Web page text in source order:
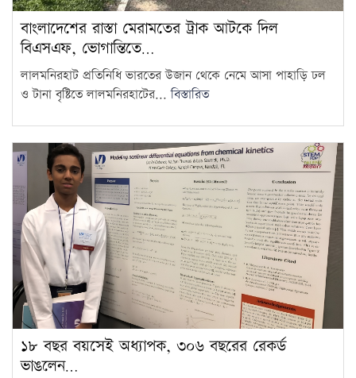
9
জুলাই শহিদ পরিবার ও আহতদের
ফ্যাসিবাদবিরোধী আন্দোলনের সব
ছাত্রদল-শিবিরের সংঘর্ষে উত্তপ্ত
জগন্নাথ বিশ্ববিদ্যালয়, তদন্ত কমিটি
গঠন
12
চট্টগ্রাম বোর্ডের স্থগিত হওয়া
এইচএসসি পরীক্ষার নতুন সময়সূচি
প্রকাশ
13
১৮ বছর বয়সেই অধ্যাপক, ৩০৬
বছরের রেকর্ড ভাঙলেন তিনি
বাংলাদেশের রাস্তা মেরামতের ট্রাক আটকে দিল
বিএসএফ, ভোগান্তিতে…
লালমনিরহাট প্রতিনিধি ভারতের উজান থেকে নেমে আসা পাহাড়ি ঢল
ও টানা বৃষ্টিতে লালমনিরহাটের...বিস্তারিত
১৮ বছর বয়সেই অধ্যাপক, ৩০৬ বছরের রেকর্ড
ভাঙলেন…